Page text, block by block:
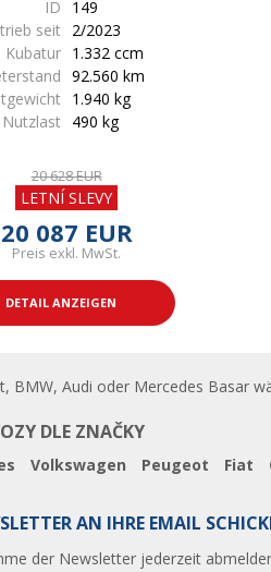
ID
149
seit
2/2023
Kubatur 1.332 ccm
92.560 km
1.940 kg
Nutzlast
490 kg
20 628 EUR
LETNÍ SLEVY
20 087 EUR
Preis exkl. MwSt.
DETAIL ANZEIGEN
Audi oder Mercedes
DLE ZNAČKY
Volkswagen Peugeot Fiat
AN IHRE EMAIL
der Newsletter jederzeit